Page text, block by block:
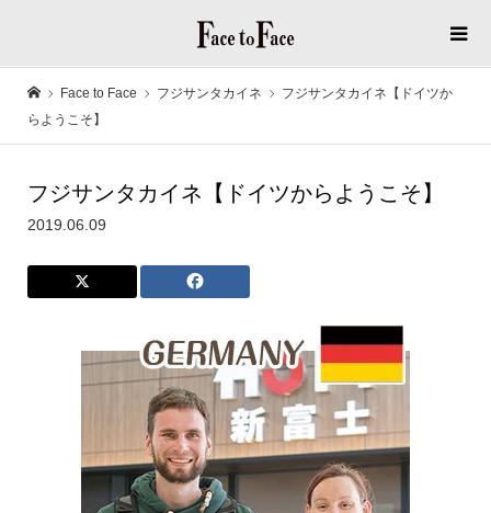
Face to Face フジサンタカイネ
フジサンタカイネ【ドイツか
らようこそ】
フジサンタカイネ【ドイツからようこそ】
2019.06.09